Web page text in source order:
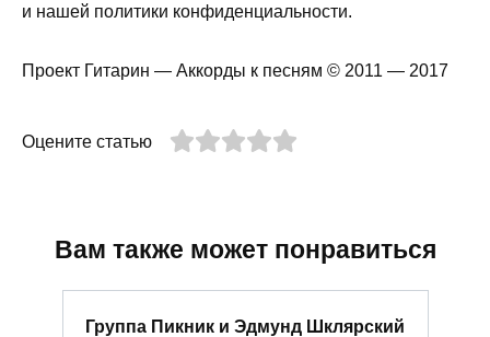
и нашей политики конфиденциальности.
Проект Гитарин — Аккорды к песням © 2011 — 2017
Оцените статью
Вам также может понравиться
Группа Пикник и Эдмунд Шклярский